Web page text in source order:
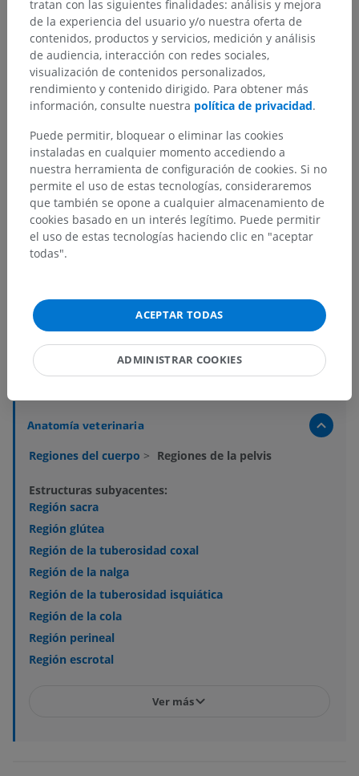
Jerarquía anatómica
Anatomía veterinaria
Regiones del cuerpo > Regiones de la pelvis
Estructuras subyacentes:
Región sacra
Región glútea
Región de la tuberosidad coxal
Región de la nalga
Región de la tuberosidad isquiática
Región de la cola
Región perineal
Región escrotal
Ver más
tratan con las siguientes finalidades: análisis y mejora
de la experiencia del usuario y/o nuestra oferta de
contenidos, productos y servicios, medición y análisis
de audiencia, interacción con redes sociales,
visualización de contenidos personalizados,
rendimiento y contenido dirigido. Para obtener más
información, consulte nuestra política de privacidad.
Puede permitir, bloquear o eliminar las cookies
instaladas en cualquier momento accediendo a
nuestra herramienta de configuración de cookies. Si no
permite el uso de estas tecnologías, consideraremos
que también se opone a cualquier almacenamiento de
cookies basado en un interés legítimo. Puede permitir
el uso de estas tecnologías haciendo clic en "aceptar
todas".
ACEPTAR TODAS
ADMINISTRAR COOKIES